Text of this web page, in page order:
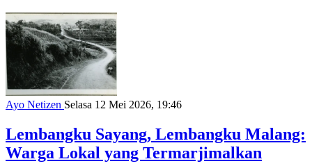
Ayo Netizen Selasa 12 Mei 2026, 19:46
Lembangku Sayang, Lembangku Malang:
Warga Lokal yang Termarjimalkan